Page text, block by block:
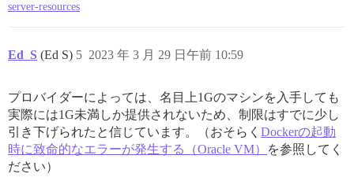
server-resources
Ed_S (Ed S) 2023 年 3 月 29 日午前 10:59
5
プロバイダーによっては、名目上1Gのマシンを入手しても
実際には1G未満しか提供されないため、制限はすでに少し
引き下げられたと信じています。（おそらく Dockerの起動
時に致命的なエラーが発生する（Oracle VM）
を参照してく
ださい）